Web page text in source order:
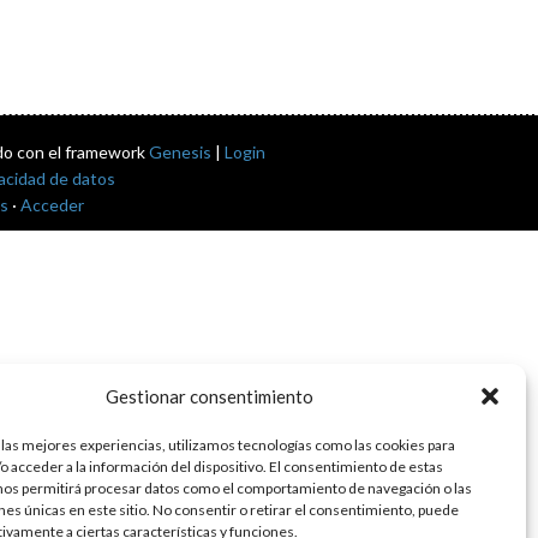
Gestionar consentimiento
mejores experiencias, utilizamos tecnologías como las cookies para
acceder a la información del dispositivo. El consentimiento de estas
permitirá procesar datos como el comportamiento de navegación o las
únicas en este sitio. No consentir o retirar el consentimiento, puede
a ciertas características y funciones.
con el frameworkGenesis | Login
de datos
· Acceder